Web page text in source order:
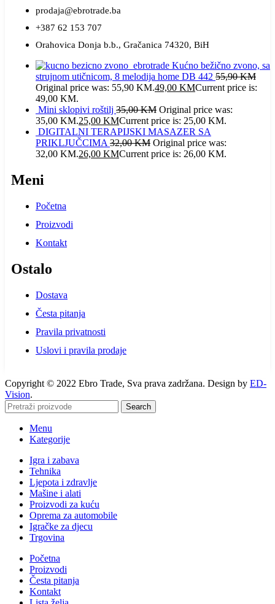
prodaja@ebrotrade.ba
+387 62 153 707
Orahovica Donja b.b., Gračanica 74320, BiH
Kućno bežično zvono, sa
strujnom utičnicom, 8 melodija home DB 442 55,90KM
Original price was: 55,90 KM.49,00 KMCurrent price is:
49,00 KM.
Mini sklopivi roštilj 35,00KM Original price was:
35,00 KM.25,00 KMCurrent price is: 25,00 KM.
DIGITALNI TERAPIJSKI MASAZER SA
PRIKLJUČCIMA 32,00KM Original price was:
32,00 KM.26,00 KMCurrent price is: 26,00 KM.
Meni
Početna
Proizvodi
Kontakt
Ostalo
Dostava
Česta pitanja
Pravila privatnosti
Uslovi i pravila prodaje
Copyright © 2022 Ebro Trade, Sva prava zadržana. Design by ED-
Vision.
Search
Menu
Kategorije
Igra i zabava
Tehnika
Ljepota i zdravlje
Mašine i alati
Proizvodi za kuću
Oprema za automobile
Igračke za djecu
Trgovina
Početna
Proizvodi
Česta pitanja
Kontakt